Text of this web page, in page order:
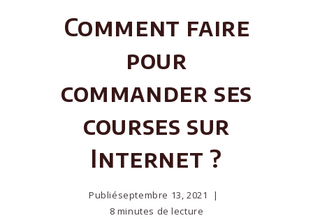
Comment faire
pour
commander ses
courses sur
Internet ?
Publiéseptembre 13, 2021
8 minutes de lecture